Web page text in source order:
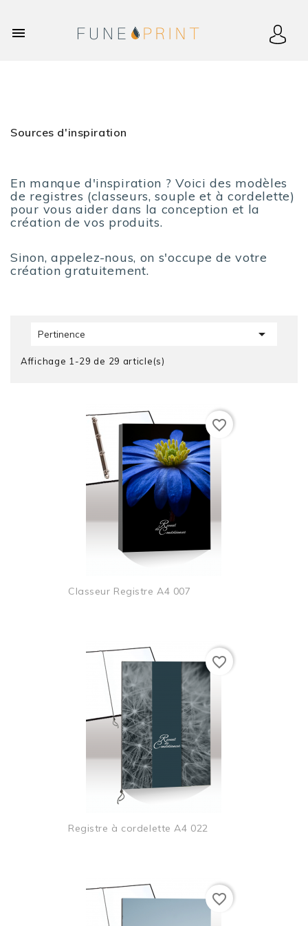

Sources d'inspiration
En manque d'inspiration ? Voici des modèles
de registres (classeurs, souple et à cordelette)
pour vous aider dans la conception et la
création de vos produits.
Sinon, appelez-nous, on s'occupe de votre
création gratuitement.
Pertinence 
Affichage 1-29 de 29 article(s)
Classeur Registre A4 007
favorite_border
Registre à cordelette A4 022
favorite_border
favorite_border